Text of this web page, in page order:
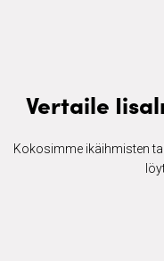
Vertaile
Kokosimme ikäihmisten